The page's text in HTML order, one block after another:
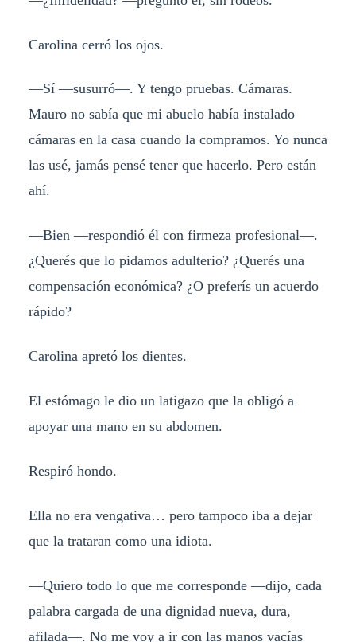
Carolina cerró los ojos.
—Sí —susurró—. Y tengo pruebas. Cámaras.
Mauro no sabía que mi abuelo había instalado
cámaras en la casa cuando la compramos. Yo nunca
las usé, jamás pensé tener que hacerlo. Pero están
ahí.
—Bien —respondió él con firmeza profesional—.
¿Querés que lo pidamos adulterio? ¿Querés una
compensación económica? ¿O preferís un acuerdo
rápido?
Carolina apretó los dientes.
El estómago le dio un latigazo que la obligó a
apoyar una mano en su abdomen.
Respiró hondo.
Ella no era vengativa… pero tampoco iba a dejar
que la trataran como una idiota.
—Quiero todo lo que me corresponde —dijo, cada
palabra cargada de una dignidad nueva, dura,
afilada—. No me voy a ir con las manos vacías